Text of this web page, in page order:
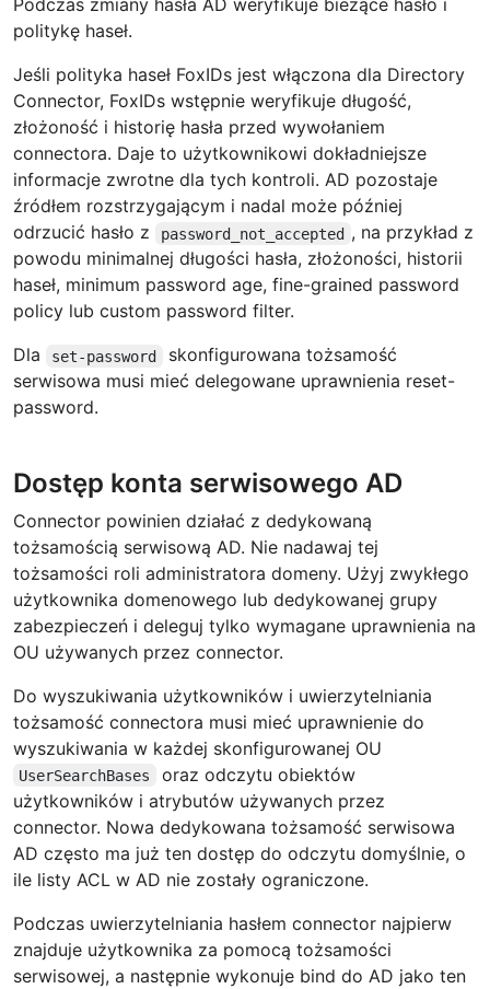
Podczas zmiany hasła AD weryfikuje bieżące hasło i
politykę haseł.
Jeśli polityka haseł FoxIDs jest włączona dla Directory
Connector, FoxIDs wstępnie weryfikuje długość,
złożoność i historię hasła przed wywołaniem
connectora. Daje to użytkownikowi dokładniejsze
informacje zwrotne dla tych kontroli. AD pozostaje
źródłem rozstrzygającym i nadal może później
odrzucić hasło z
password_not_accepted , na przykład z
powodu minimalnej długości hasła, złożoności, historii
haseł, minimum password age, fine-grained password
policy lub custom password filter.
Dla
set-password
skonfigurowana tożsamość
serwisowa musi mieć delegowane uprawnienia reset-
password.
Dostęp konta serwisowego AD
Connector powinien działać z dedykowaną
tożsamością serwisową AD. Nie nadawaj tej
tożsamości roli administratora domeny. Użyj zwykłego
użytkownika domenowego lub dedykowanej grupy
zabezpieczeń i deleguj tylko wymagane uprawnienia na
OU używanych przez connector.
Do wyszukiwania użytkowników i uwierzytelniania
tożsamość connectora musi mieć uprawnienie do
wyszukiwania w każdej skonfigurowanej OU
UserSearchBases
oraz odczytu obiektów
użytkowników i atrybutów używanych przez
connector. Nowa dedykowana tożsamość serwisowa
AD często ma już ten dostęp do odczytu domyślnie, o
ile listy ACL w AD nie zostały ograniczone.
Podczas uwierzytelniania hasłem connector najpierw
znajduje użytkownika za pomocą tożsamości
serwisowej, a następnie wykonuje bind do AD jako ten